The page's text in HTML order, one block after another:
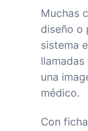
Muchas
diseño o
sistema
una
médico.
Con